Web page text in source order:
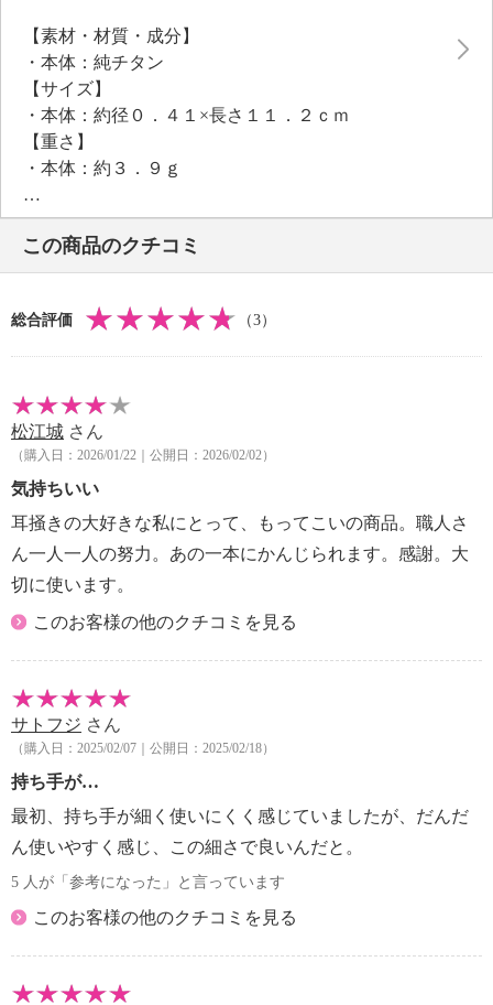
熟練の職人技により、純チタン製のカップ状のさじが
付いた耳かきを実現させました。
※チタンは金属アレルギーが起きにくい物質ですが、
まれにチタンアレルギーの方がいらっしゃいますので
ご注意ください
本品は、緻密に作られたカップ形状をしており、前後
左右どの方向からでも耳垢をしっかりとすくい、こぼ
じは、ソフトな耳当たりとなめらかな使い心地で、デ
持ち手はブラスト仕上げにし、滑りにくく持ちやすい
仕様です。
水洗いやエタノールなどの薬品消毒も可能です。
【素材・材質・成分】
・本体：純チタン
【サイズ】
・本体：約径０．４１×長さ１１．２ｃｍ
【重さ】
・本体：約３．９ｇ
【メンテナンス】
※詳細は同梱書類参照
・塩分を含んだ水や薬品が付着したままにしないでく
ださい。
※詳細は同梱書類参照
・耳に疾患のある方は使用を控えてください。
・使用中に違和感や出血があった場合は直ちに使用を
中止してください。
・強くかきすぎると外耳炎の原因となりますのでご注
意ください。
・小さなお子様の手の届かない場所に保管してくださ
い。
・チタンは金属アレルギーがおきにくい物質ですが、
まれにチタンアレルギーの方がいらっしゃいますので
ご注意ください。
ついて
【保証書（有無）、保証期間】
・なし
【知的財産権の取得】
・意匠権 国名 日本
番号 第１５１５６８１号
内容 耳かき
【原産国（地）】
・日本製
この商品のクチコミ
総合評価 （3）
松江城 さん
（購入日：2026/01/22｜公開日：2026/02/02）
気持ちいい
耳掻きの大好きな私にとって、もってこいの商品。職人さ
ん一人一人の努力。あの一本にかんじられます。感謝。大
切に使います。
このお客様の他のクチコミを見る
サトフジ さん
（購入日：2025/02/07｜公開日：2025/02/18）
持ち手が…
最初、持ち手が細く使いにくく感じていましたが、だんだ
ん使いやすく感じ、この細さで良いんだと。
5 人が「参考になった」と言っています
このお客様の他のクチコミを見る